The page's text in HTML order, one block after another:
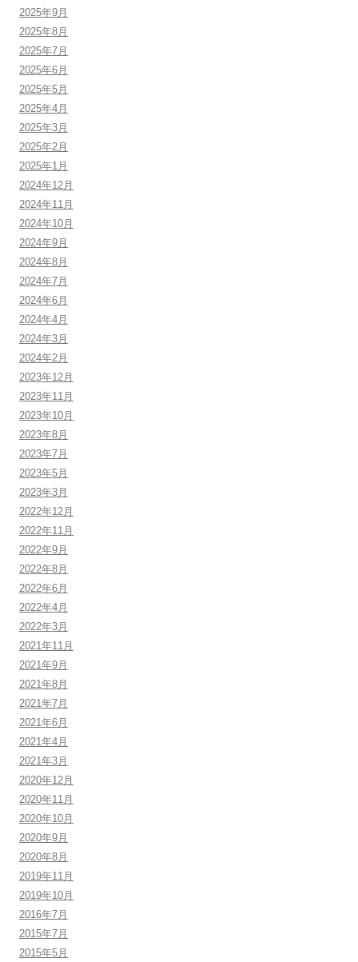
2025年9月
2025年8月
2025年7月
2025年6月
2025年5月
2025年4月
2025年3月
2025年2月
2025年1月
2024年12月
2024年11月
2024年10月
2024年9月
2024年8月
2024年7月
2024年6月
2024年4月
2024年3月
2024年2月
2023年12月
2023年11月
2023年10月
2023年8月
2023年7月
2023年5月
2023年3月
2022年12月
2022年11月
2022年9月
2022年8月
2022年6月
2022年4月
2022年3月
2021年11月
2021年9月
2021年8月
2021年7月
2021年6月
2021年4月
2021年3月
2020年12月
2020年11月
2020年10月
2020年9月
2020年8月
2019年11月
2019年10月
2016年7月
2015年7月
2015年5月